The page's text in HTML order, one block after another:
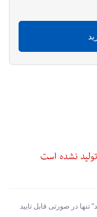
در صورتی قابل تایید